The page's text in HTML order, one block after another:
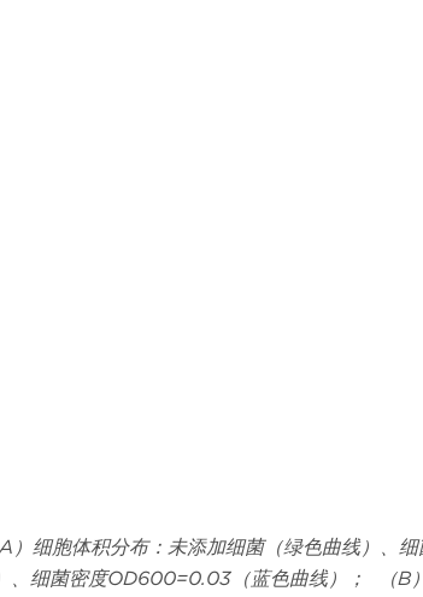
A ）细胞体积分布：未添加细菌（绿色曲线）、
、细菌密度OD600=0.03 （蓝色曲线）； （B